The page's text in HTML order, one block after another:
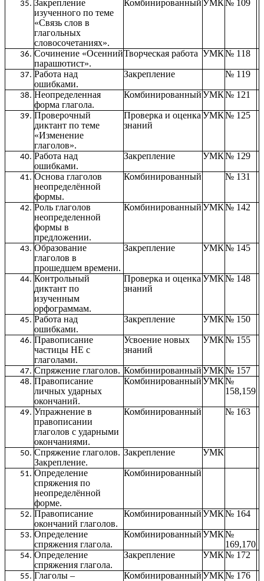
Закрепление
изученного по теме
«Связь слов в
глагольных
словосочетаниях».
КомбинированныйУМК№ 109
Сочинение «Осенний
парашютист».
Творческая работа УМК№ 118
Работа над
ошибками.
Закрепление № 119
Неопределенная
форма глагола.
КомбинированныйУМК№ 121
Проверочный
диктант по теме
«Изменение
глаголов».
Проверка и оценка
знаний
УМК№ 125
Работа над
ошибками.
Закрепление УМК№ 129
Основа глаголов
неопределённой
формы.
Комбинированный № 131
Роль глаголов
неопределенной
формы в
предложении.
КомбинированныйУМК№ 142
Образование
глаголов в
прошедшем времени.
Закрепление УМК№ 145
Контрольный
диктант по
изученным
орфограммам.
Проверка и оценка
знаний
УМК№ 148
Работа над
ошибками.
Закрепление УМК№ 150
Правописание
частицы НЕ с
глаголами.
Усвоение новых
знаний
УМК№ 155
Спряжение глаголов. КомбинированныйУМК№ 157
Правописание
личных ударных
окончаний.
КомбинированныйУМК№
158,159
Упражнение в
правописании
глаголов с ударными
окончаниями.
Комбинированный № 163
Спряжение глаголов.
Закрепление.
Закрепление УМК
Определение
спряжения по
неопределённой
форме.
Комбинированный
Правописание
окончаний глаголов.
КомбинированныйУМК№ 164
Определение
спряжения глагола.
КомбинированныйУМК№
169,170
Определение
спряжения глагола.
Закрепление УМК№ 172
Глаголы –
КомбинированныйУМК№ 176